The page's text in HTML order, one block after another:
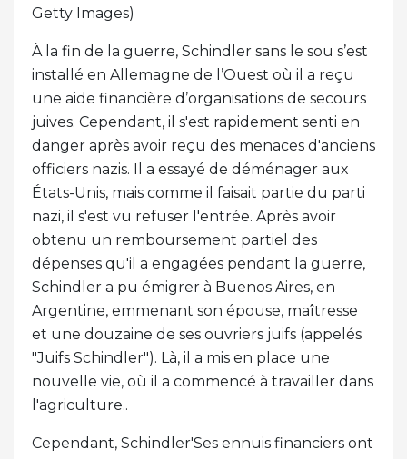
Getty Images)
À la fin de la guerre, Schindler sans le sou s’est
installé en Allemagne de l’Ouest où il a reçu
une aide financière d’organisations de secours
juives. Cependant, il s'est rapidement senti en
danger après avoir reçu des menaces d'anciens
officiers nazis. Il a essayé de déménager aux
États-Unis, mais comme il faisait partie du parti
nazi, il s'est vu refuser l'entrée. Après avoir
obtenu un remboursement partiel des
dépenses qu'il a engagées pendant la guerre,
Schindler a pu émigrer à Buenos Aires, en
Argentine, emmenant son épouse, maîtresse
et une douzaine de ses ouvriers juifs (appelés
"Juifs Schindler"). Là, il a mis en place une
nouvelle vie, où il a commencé à travailler dans
l'agriculture..
Cependant, Schindler'Ses ennuis financiers ont